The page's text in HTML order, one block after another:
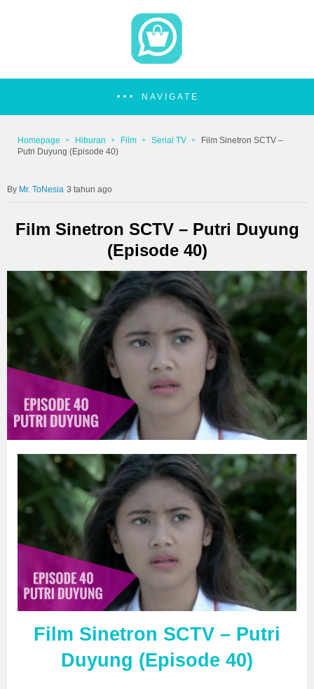
NAVIGATE
Homepage Hiburan Film Serial TV
Film Sinetron SCTV –
Putri Duyung (Episode 40)
Mr. ToNesia 3 tahun ago
Film Sinetron SCTV – Putri Duyung
(Episode 40)
Film Sinetron SCTV – Putri
Duyung (Episode 40)